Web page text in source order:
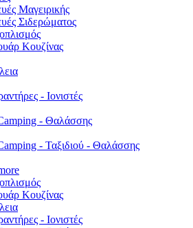
Μαγειρικής
Σιδερώματος
Κουζίνας
- Ιονιστές
- Θαλάσσης
- Ταξιδιού - Θαλάσσης
Κουζίνας
- Ιονιστές